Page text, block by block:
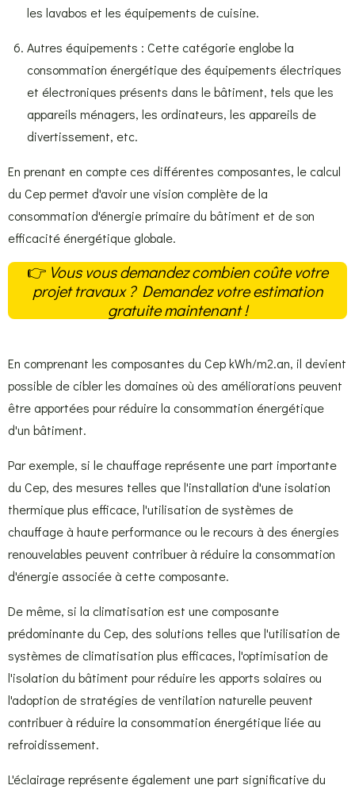
les lavabos et les équipements de cuisine.
Autres équipements : Cette catégorie englobe la
consommation énergétique des équipements électriques
et électroniques présents dans le bâtiment, tels que les
appareils ménagers, les ordinateurs, les appareils de
divertissement, etc.
En prenant en compte ces différentes composantes, le calcul
du Cep permet d'avoir une vision complète de la
consommation d'énergie primaire du bâtiment et de son
efficacité énergétique globale.
👉 Vous vous demandez combien coûte votre
projet travaux ? Demandez votre estimation
gratuite maintenant !
En comprenant les composantes du Cep kWh/m2.an, il devient
possible de cibler les domaines où des améliorations peuvent
être apportées pour réduire la consommation énergétique
d'un bâtiment.
Par exemple, si le chauffage représente une part importante
du Cep, des mesures telles que l'installation d'une isolation
thermique plus efficace, l'utilisation de systèmes de
chauffage à haute performance ou le recours à des énergies
renouvelables peuvent contribuer à réduire la consommation
d'énergie associée à cette composante.
De même, si la climatisation est une composante
prédominante du Cep, des solutions telles que l'utilisation de
systèmes de climatisation plus efficaces, l'optimisation de
l'isolation du bâtiment pour réduire les apports solaires ou
l'adoption de stratégies de ventilation naturelle peuvent
contribuer à réduire la consommation énergétique liée au
refroidissement.
L'éclairage représente également une part significative du